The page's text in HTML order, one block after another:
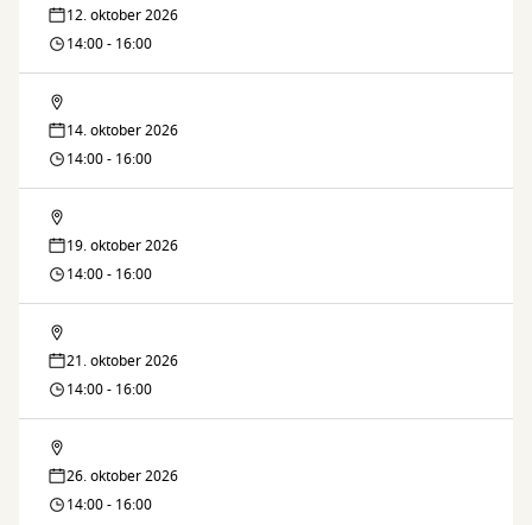
12. oktober 2026
14:00 - 16:00
Lektiecaféen
14. oktober 2026
14:00 - 16:00
Lektiecaféen
19. oktober 2026
14:00 - 16:00
Lektiecaféen
21. oktober 2026
14:00 - 16:00
Lektiecaféen
26. oktober 2026
14:00 - 16:00